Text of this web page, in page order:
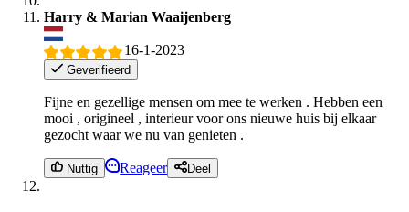
Harry & Marian Waaijenberg
16-1-2023
Geverifieerd
Fijne en gezellige mensen om mee te werken . Hebben een
mooi , origineel , interieur voor ons nieuwe huis bij elkaar
gezocht waar we nu van genieten .
Nuttig Reageer Deel